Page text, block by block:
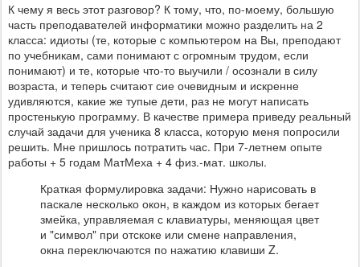
К чему я весь этот разговор? К тому, что, по-моему, большую
часть преподавателей информатики можно разделить на 2
класса: идиоты (те, которые с компьютером на Вы, преподают
по учебникам, сами понимают с огромным трудом, если
понимают) и те, которые что-то выучили / осознали в силу
возраста, и теперь считают сие очевидным и искренне
удивляются, какие же тупые дети, раз не могут написать
простенькую программу. В качестве примера приведу реальный
случай задачи для ученика 8 класса, которую меня попросили
решить. Мне пришлось потратить час. При 7-летнем опыте
работы + 5 годам МатМеха + 4 физ.-мат. школы.
Краткая формулировка задачи: Нужно нарисовать в
паскале несколько окон, в каждом из которых бегает
змейка, управляемая с клавиатуры, меняющая цвет
и "символ" при отскоке или смене направления,
окна переключаются по нажатию клавиши Z.